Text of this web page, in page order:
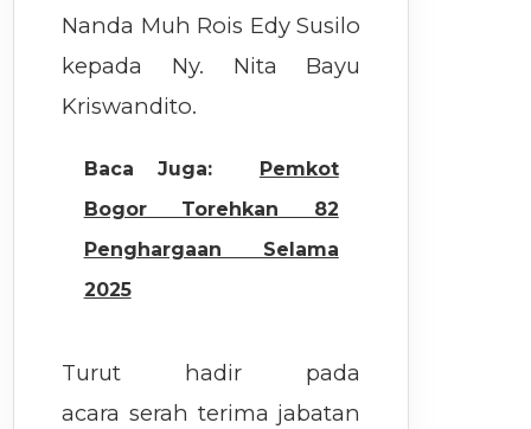
Nanda Muh Rois Edy Susilo
kepada Ny. Nita Bayu
Kriswandito.
Baca Juga:
Pemkot
Bogor Torehkan 82
Penghargaan Selama
2025
Turut hadir pada
acara serah terima jabatan